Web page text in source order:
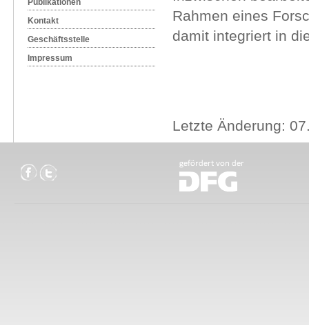
Publikationen
Kontakt
Geschäftsstelle
Impressum
Rahmen eines
damit integriert in
Letzte Änderung: